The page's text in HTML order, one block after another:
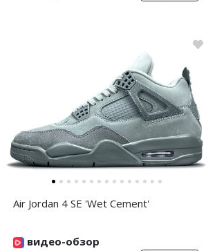
Air Jordan 4 SE 'Wet Cement'
видео-обзор